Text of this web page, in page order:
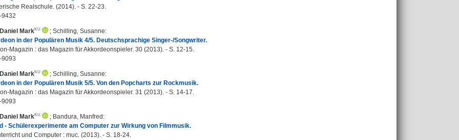
Realschule. (2014). - S. 22-23.
9432
Mark ; Schilling, Susanne:
in der Populären Musik 4/5. Deutschsprachige Singer-/Songwriter.
Magazin : das Magazin für Akkordeonspieler. 30 (2013). - S. 12-15.
9093
Mark ; Schilling, Susanne:
in der Populären Musik 5/5. Von den Popcharts zur Rockmusik.
Magazin : das Magazin für Akkordeonspieler. 31 (2013). - S. 14-17.
9093
Mark ; Bandura, Manfred :
- Schülerexperimente am Computer zur Wirkung von Filmmusik.
und Computer : muc. (2013). - S. 18-24.